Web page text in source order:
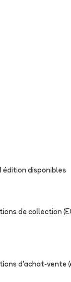
1 édition disponibles
de collection
d'achat-vente